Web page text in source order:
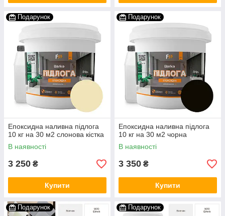
Подарунок
Епоксидна наливна підлога
10 кг на 30 м2 слонова кістка
В наявності
3 250 ₴
Купити
Подарунок
Епоксидна наливна підлога
10 кг на 30 м2 чорна
В наявності
3 350 ₴
Купити
Подарунок Подарунок